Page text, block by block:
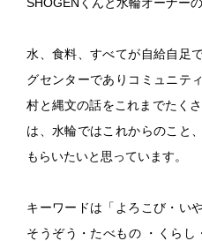
水、食料、すべてが自給自足
グセンターでありコミュニテ
村と縄文の話をこれまでたく
は、水輪ではこれからのこと
もらいたいと思っています。
キーワードは「よろこび・い
そうぞう・たべもの ・くら